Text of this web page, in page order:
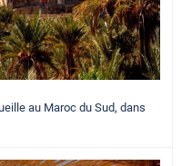
au Maroc du Sud, dans